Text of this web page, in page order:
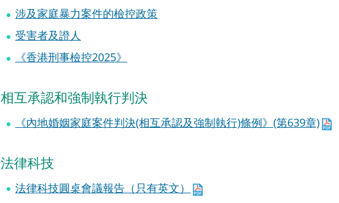
涉及家庭暴力案件的檢控政策
受害者及證人
《香港刑事檢控2025》
相互承認和強制執行判決
《內地婚姻家庭案件判決(相互承認及強制執行)條例》(第639章)
法律科技
法律科技圓桌會議報告（只有英文）